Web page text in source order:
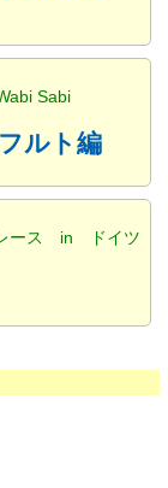
Sabi
ルト編
レース in ドイツ